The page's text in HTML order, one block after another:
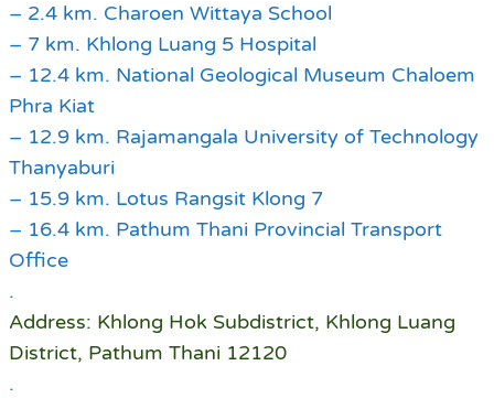
– 2.4 km. Charoen Wittaya School
– 7 km. Khlong Luang 5 Hospital
– 12.4 km. National Geological Museum Chaloem
Phra Kiat
– 12.9 km. Rajamangala University of Technology
Thanyaburi
– 15.9 km. Lotus Rangsit Klong 7
– 16.4 km. Pathum Thani Provincial Transport
Office
.
Address: Khlong Hok Subdistrict, Khlong Luang
District, Pathum Thani 12120
.